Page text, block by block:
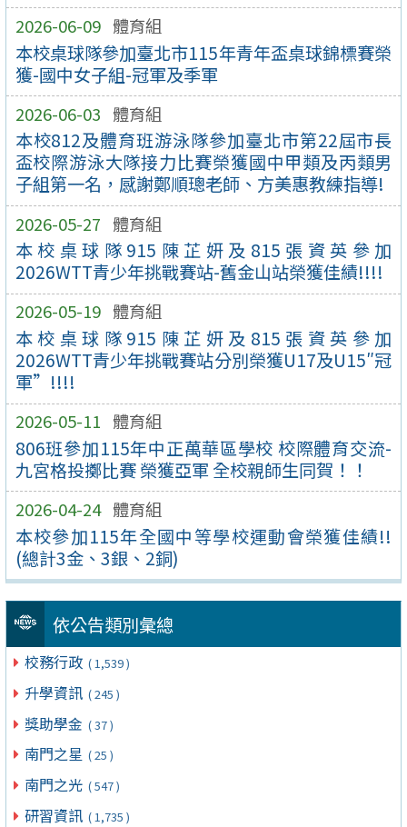
2026-06-09 體育組
本校桌球隊參加臺北市115年青年盃桌球錦標賽榮
獲-國中女子組-冠軍及季軍
2026-06-03 體育組
本校812及體育班游泳隊參加臺北市第22屆市長
盃校際游泳大隊接力比賽榮獲國中甲類及丙類男
子組第一名，感謝鄭順璁老師、方美惠教練指導!
2026-05-27 體育組
本校桌球隊915陳芷妍及815張資英參加
2026WTT青少年挑戰賽站-舊金山站榮獲佳績!!!!
2026-05-19 體育組
本校桌球隊915陳芷妍及815張資英參加
2026WTT青少年挑戰賽站分別榮獲U17及U15″冠
軍”!!!!
2026-05-11 體育組
806班參加115年中正萬華區學校 校際體育交流-
九宮格投擲比賽 榮獲亞軍 全校親師生同賀！！
2026-04-24 體育組
本校參加115年全國中等學校運動會榮獲佳績!!
(總計3金、3銀、2銅)
依公告類別彙總
校務行政 ( 1,539 )
升學資訊 ( 245 )
獎助學金 ( 37 )
南門之星 ( 25 )
南門之光 ( 547 )
研習資訊 ( 1,735 )